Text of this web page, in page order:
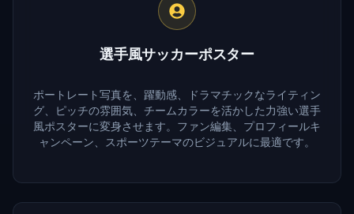
選手風サッカーポスター
ポートレート写真を、躍動感、ドラマチックなライティン
グ、ピッチの雰囲気、チームカラーを活かした力強い選手
風ポスターに変身させます。ファン編集、プロフィールキ
ャンペーン、スポーツテーマのビジュアルに最適です。